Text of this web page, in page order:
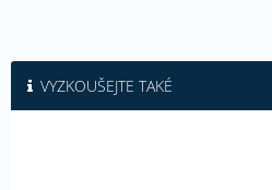
VYZKOUŠEJTE TAKÉ